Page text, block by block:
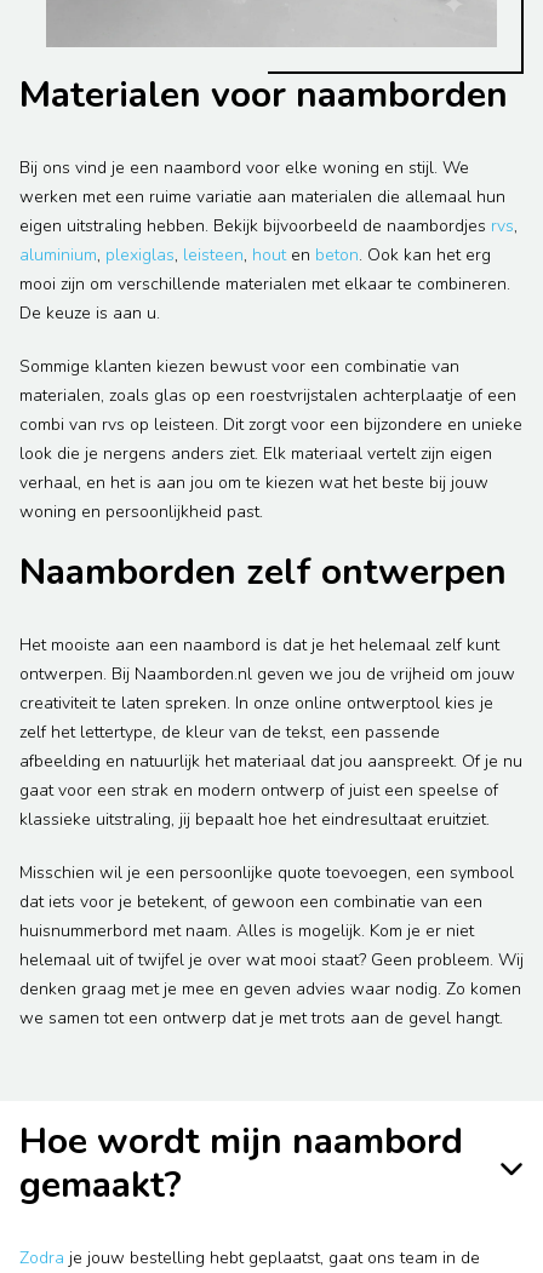
Materialen voor naamborden
Bij ons vind je een naambord voor elke woning en stijl. We
werken met een ruime variatie aan materialen die allemaal hun
eigen uitstraling hebben. Bekijk bijvoorbeeld de naambordjes rvs,
aluminium, plexiglas, leisteen, houten beton. Ook kan het erg
mooi zijn om verschillende materialen met elkaar te combineren.
De keuze is aan u.
Sommige klanten kiezen bewust voor een combinatie van
materialen, zoals glas op een roestvrijstalen achterplaatje of een
combi van rvs op leisteen. Dit zorgt voor een bijzondere en unieke
look die je nergens anders ziet. Elk materiaal vertelt zijn eigen
verhaal, en het is aan jou om te kiezen wat het beste bij jouw
woning en persoonlijkheid past.
Naamborden zelf ontwerpen
Het mooiste aan een naambord is dat je het helemaal zelf kunt
ontwerpen. Bij Naamborden.nl geven we jou de vrijheid om jouw
creativiteit te laten spreken. In onze online ontwerptool kies je
zelf het lettertype, de kleur van de tekst, een passende
afbeelding en natuurlijk het materiaal dat jou aanspreekt. Of je nu
gaat voor een strak en modern ontwerp of juist een speelse of
klassieke uitstraling, jij bepaalt hoe het eindresultaat eruitziet.
Misschien wil je een persoonlijke quote toevoegen, een symbool
dat iets voor je betekent, of gewoon een combinatie van een
huisnummerbord met naam. Alles is mogelijk. Kom je er niet
helemaal uit of twijfel je over wat mooi staat? Geen probleem. Wij
denken graag met je mee en geven advies waar nodig. Zo komen
we samen tot een ontwerp dat je met trots aan de gevel hangt.
Hoe wordt mijn naambord
gemaakt?
Zodra je jouw bestelling hebt geplaatst, gaat ons team in de